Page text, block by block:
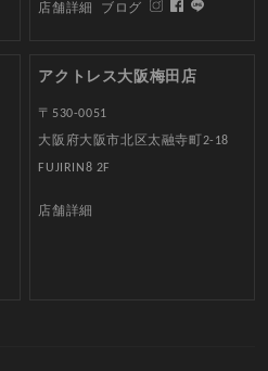
店舗詳細 ブログ
アクトレス大阪梅田店
〒530-0051
大阪府大阪市北区太融寺町2-18
FUJIRIN8 2F
店舗詳細